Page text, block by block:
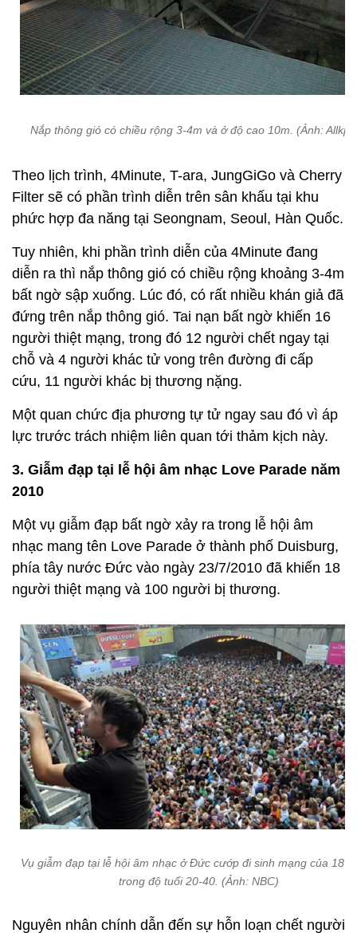
Nắp thông gió có chiều rộng 3-4m và ở độ cao 10m. (Ảnh:
Theo lịch trình, 4Minute, T-ara, JungGiGo và Cherry
Filter sẽ có phần trình diễn trên sân khấu tại khu
phức hợp đa năng tại Seongnam, Seoul, Hàn Quốc.
Tuy nhiên, khi phần trình diễn của 4Minute đang
diễn ra thì nắp thông gió có chiều rộng khoảng 3-4m
bất ngờ sập xuống. Lúc đó, có rất nhiều khán giả đã
đứng trên nắp thông gió. Tai nạn bất ngờ khiến 16
người thiệt mạng, trong đó 12 người chết ngay tại
chỗ và 4 người khác tử vong trên đường đi cấp
cứu, 11 người khác bị thương nặng.
Một quan chức địa phương tự tử ngay sau đó vì áp
lực trước trách nhiệm liên quan tới thảm kịch này.
3. Giẫm đạp tại lễ hội âm nhạc Love Parade năm
2010
Một vụ giẫm đạp bất ngờ xảy ra trong lễ hội âm
nhạc mang tên Love Parade ở thành phố Duisburg,
phía tây nước Đức vào ngày 23/7/2010 đã khiến 18
người thiệt mạng và 100 người bị thương.
Vụ giẫm đạp tại lễ hội âm nhạc ở Đức cướp đi sinh mạng của 18
trong độ tuổi 20-40. (Ảnh: NBC)
Nguyên nhân chính dẫn đến sự hỗn loạn chết người